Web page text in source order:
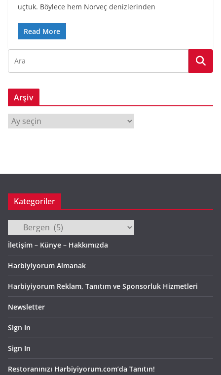
uçtuk. Böylece hem Norveç denizlerinden
Read More
Arşiv
Kategoriler
Kategoriler
İletişim – Künye – Hakkımızda
Harbiyiyorum Almanak
Harbiyiyorum Reklam, Tanıtım ve Sponsorluk Hizmetleri
Newsletter
Sign In
Sign In
Restoranınızı Harbiyiyorum.com’da Tanıtın!